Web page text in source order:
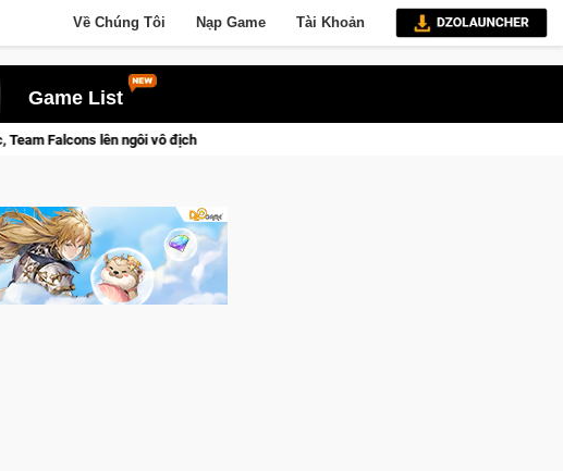
Về Chúng Tôi Nạp Game Tài Khoản
Game List
Trở thành "Đại ca Mèo" khuấy đảo thế giới ngầm trong Cat Mafia